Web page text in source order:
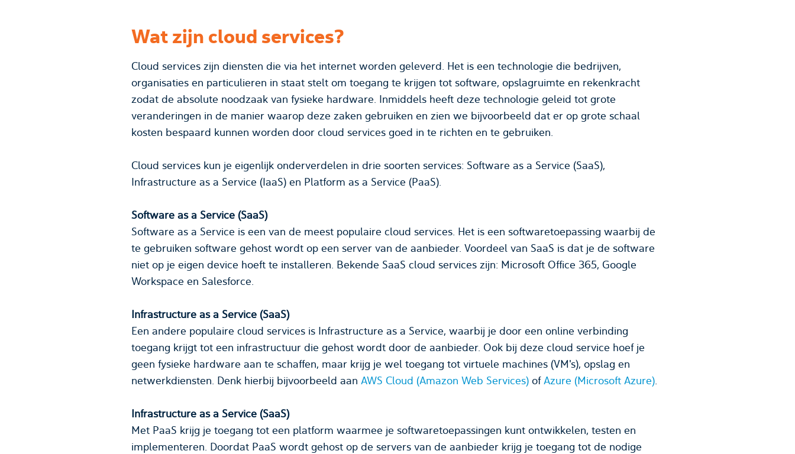
Wat zijn cloud services?
Cloud services zijn diensten die via het internet worden geleverd. Het is een technologie die bedrijven,
organisaties en particulieren in staat stelt om toegang te krijgen tot software, opslagruimte en rekenkracht
zodat de absolute noodzaak van fysieke hardware. Inmiddels heeft deze technologie geleid tot grote
veranderingen in de manier waarop deze zaken gebruiken en zien we bijvoorbeeld dat er op grote schaal
kosten bespaard kunnen worden door cloud services goed in te richten en te gebruiken.
Cloud services kun je eigenlijk onderverdelen in drie soorten services: Software as a Service (SaaS),
Infrastructure as a Service (IaaS) en Platform as a Service (PaaS).
Software as a Service (SaaS)
Software as a Service is een van de meest populaire cloud services. Het is een softwaretoepassing waarbij de
te gebruiken software gehost wordt op een server van de aanbieder. Voordeel van SaaS is dat je de software
niet op je eigen device hoeft te installeren. Bekende SaaS cloud services zijn: Microsoft Office 365, Google
Workspace en Salesforce.
Infrastructure as a Service (SaaS)
Een andere populaire cloud services is Infrastructure as a Service, waarbij je door een online verbinding
toegang krijgt tot een infrastructuur die gehost wordt door de aanbieder. Ook bij deze cloud service hoef je
geen fysieke hardware aan te schaffen, maar krijg je wel toegang tot virtuele machines (VM's), opslag en
netwerkdiensten. Denk hierbij bijvoorbeeld aan AWS Cloud (Amazon Web Services) ofAzure (Microsoft Azure).
Infrastructure as a Service (SaaS)
Met PaaS krijg je toegang tot een platform waarmee je softwaretoepassingen kunt ontwikkelen, testen en
implementeren. Doordat PaaS wordt gehost op de servers van de aanbieder krijg je toegang tot de nodige